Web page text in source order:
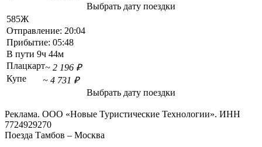
Выбрать дату поездки
585Ж
Отправление: 20:04
Прибытие: 05:48
В пути 9ч 44м
Плацкарт~ 2 196 ₽
Купе
~ 4 731 ₽
Выбрать дату поездки
Реклама. ООО «Новые Туристические Технологии». ИНН
7724929270
Поезда Тамбов – Москва